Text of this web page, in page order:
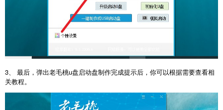
3、 最后，弹出老毛桃u盘启动盘制作完成提示后，你可以根据需要查看相
关教程。